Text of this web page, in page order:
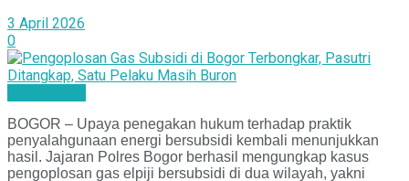
3 April 2026
0
BOGOR – Upaya penegakan hukum terhadap praktik
penyalahgunaan energi bersubsidi kembali menunjukkan
hasil. Jajaran Polres Bogor berhasil mengungkap kasus
pengoplosan gas elpiji bersubsidi di dua wilayah, yakni